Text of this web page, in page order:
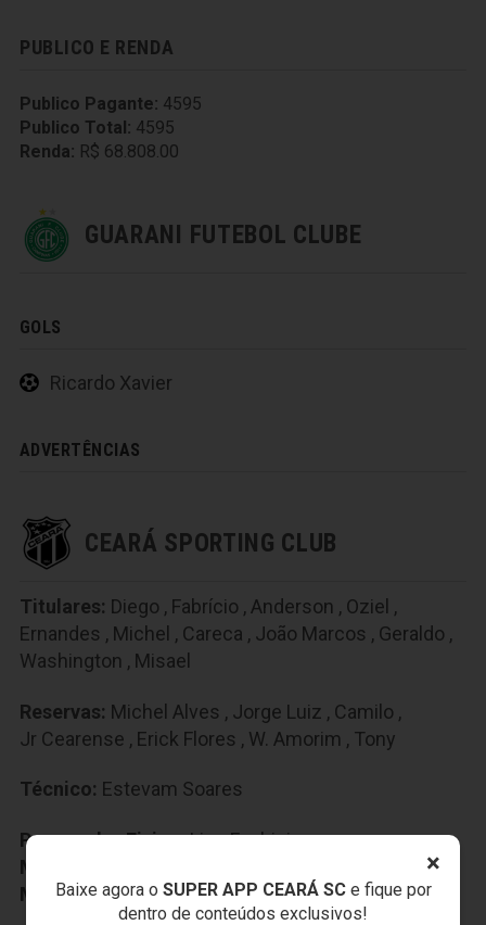
×
Baixe agora o SUPER APP CEARÁ SCe fique por
dentro de conteúdos exclusivos!
PUBLICO E RENDA
Publico Pagante: 4595
Publico Total: 4595
Renda: R$ 68.808.00
GUARANI FUTEBOL CLUBE
GOLS
Ricardo Xavier
ADVERTÊNCIAS
CEARÁ SPORTING CLUB
Titulares: Diego , Fabrício , Anderson , Oziel ,
Ernandes , Michel , Careca , João Marcos , Geraldo ,
Washington , Misael
Reservas: Michel Alves , Jorge Luiz , Camilo ,
Jr Cearense , Erick Flores , W. Amorim , Tony
Técnico: Estevam Soares
Preparador Fisico:Lino Fachini
Médico:
Massagista:Anacleto Pires